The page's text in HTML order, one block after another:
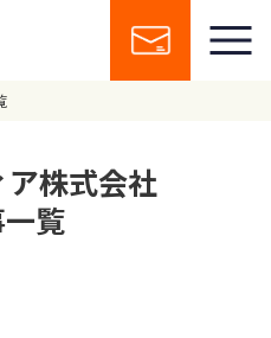
ア株式会社
覧